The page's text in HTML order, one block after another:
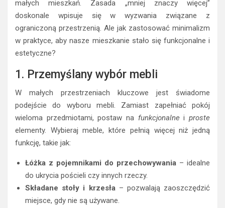
małych mieszkań. Zasada „mniej znaczy więcej”
doskonale wpisuje się w wyzwania związane z
ograniczoną przestrzenią. Ale jak zastosować minimalizm
w praktyce, aby nasze mieszkanie stało się funkcjonalne i
estetyczne?
1. Przemyślany wybór mebli
W małych przestrzeniach kluczowe jest świadome
podejście do wyboru mebli. Zamiast zapełniać pokój
wieloma przedmiotami, postaw na funkcjonalne iproste
elementy. Wybieraj meble, które pełnią więcej niż jedną
funkcję, takie jak:
Łóżka z pojemnikami do przechowywania – idealne
do ukrycia pościeli czy innych rzeczy.
Składane stoły i krzesła– pozwalają zaoszczędzić
miejsce, gdy nie są używane.